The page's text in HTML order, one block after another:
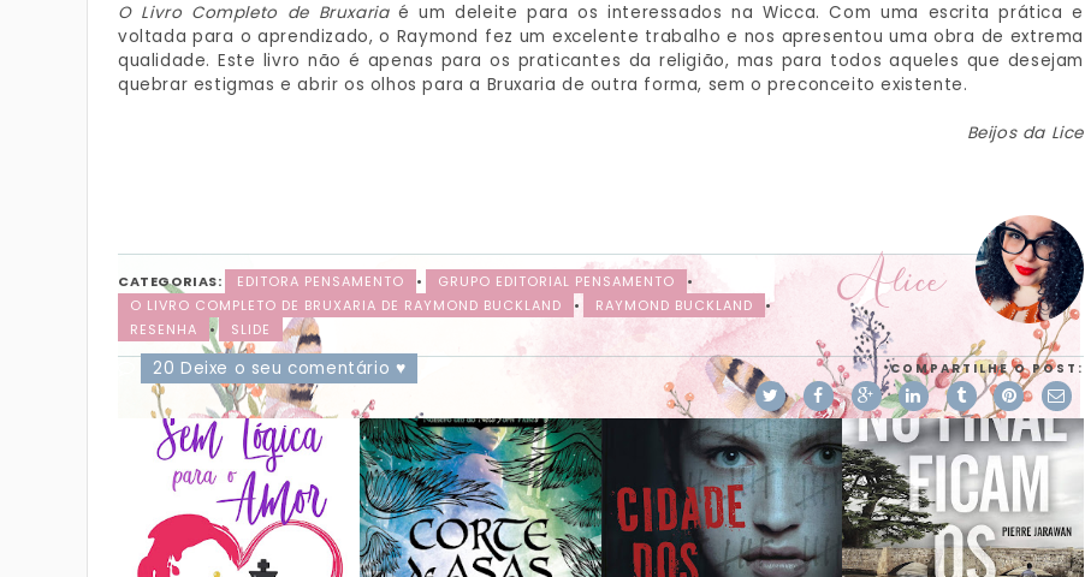
O Livro Completo de Bruxariaé um deleite para os interessados na Wicca. Com uma escrita prática e
voltada para o aprendizado, o Raymond fez um excelente trabalho e nos apresentou uma obra de extrema
qualidade. Este livro não é apenas para os praticantes da religião, mas para todos aqueles que desejam
quebrar estigmas e abrir os olhos para a Bruxaria de outra forma, sem o preconceito existente.
Beijos da Lice
Alice
CATEGORIAS: EDITORA PENSAMENTO • GRUPO EDITORIAL PENSAMENTO
•
O LIVRO COMPLETO DE BRUXARIA DE RAYMOND BUCKLAND
• RAYMOND BUCKLAND
•
RESENHA
• SLIDE
20 Deixe o seu comentário ♥ COMPARTILHE O POST: